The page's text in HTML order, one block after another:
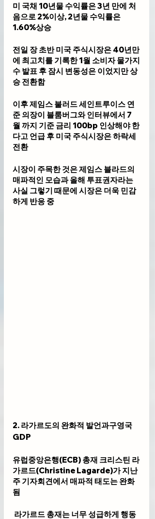
미 국채 10년물 수익률은 3년 만에 처
음으로 2%이상, 2년물 수익률은
1.60%상승
전일 장 초반 미국 주식시장은 40년만
에 최고치를 기록한 1월 소비자 물가지
수 발표 후 잠시 변동성은 이었지만 상
승 전환함
이후 제임스 불러드 세인트루이스 연
준 의장이 블룸버그와 인터뷰에서 7
월 까지 기준 금리 100bp 인상해야 한
다고 언급 후 미국 주식시장은 하락세
전환
시장이 주목한 것은 제임스 블라드의
매파적인 모습과 올해 투표권자라는
사실 그렇기 때문에 시장은 더욱 민감
하게 반응 중
2. 라가르도의 완화적 발언과구영국
GDP
유럽중앙은행(ECB) 총재 크리스틴 라
가르드(Christine Lagarde)가 지난
주 기자회견에서 매파적 태도는 완화
됨